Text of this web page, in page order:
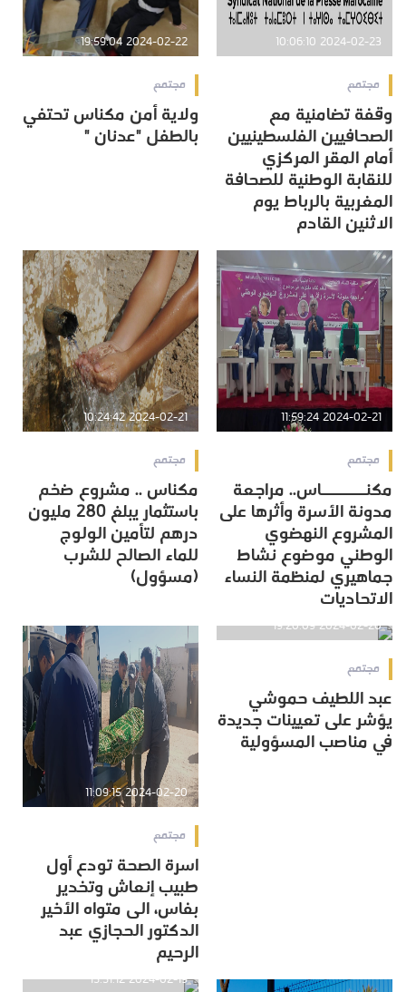
2024-02-23 10:06:10
مجتمع
وقفة تضامنية مع
الصحافيين الفلسطينيين
أمام المقر المركزي
للنقابة الوطنية للصحافة
المغربية بالرباط يوم
الاثنين القادم
2024-02-22 19:59:04
مجتمع
ولاية أمن مكناس تحتفي
بالطفل "عدنان "
2024-02-21 11:59:24
مجتمع
مكنـــــــاس.. مراجعة
مدونة الأسرة وأثرها على
المشروع النهضوي
الوطني موضوع نشاط
جماهيري لمنظمة النساء
الاتحاديات
2024-02-21 10:24:42
مجتمع
مكناس .. مشروع ضخم
باستثمار يبلغ 280 مليون
درهم لتأمين الولوج
للماء الصالح للشرب
(مسؤول)
2024-02-20 19:20:09
مجتمع
عبد اللطيف حموشي
يؤشر على تعيينات جديدة
في مناصب المسؤولية
2024-02-20 11:09:15
مجتمع
اسرة الصحة تودع أول
طبيب إنعاش وتخدير
بفاس، الى متواه الأخير
الدكتور الحجازي عبد
الرحيم
2024-02-19 15:51:12